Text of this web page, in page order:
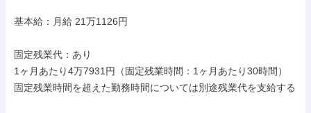
基本給：月給 21万1126円
固定残業代：あり
1ヶ月あたり4万7931円（固定残業時間：1ヶ月あたり30時間）
固定残業時間を超えた勤務時間については別途残業代を支給する